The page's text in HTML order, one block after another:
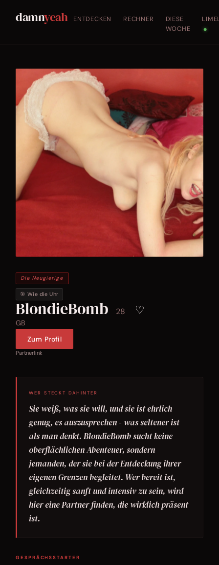
damnyeah ENTDECKEN RECHNER
DIESE
WOCHE
●
Die Neugierige
🎯 Wie die Uhr
BlondieBomb 28 ♡
GB
Zum Profil
Partnerlink
WER STECKT DAHINTER
Sie weiß, was sie will, und sie ist ehrlich
genug, es auszusprechen - was seltener ist
als man denkt. BlondieBomb sucht keine
oberflächlichen Abenteuer, sondern
jemanden, der sie bei der Entdeckung ihrer
eigenen Grenzen begleitet. Wer bereit ist,
gleichzeitig sanft und intensiv zu sein, wird
hier eine Partner finden, die wirklich präsent
ist.
GESPRÄCHSSTARTER